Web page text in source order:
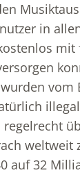
in
mit
vom
weltweit
auf 32